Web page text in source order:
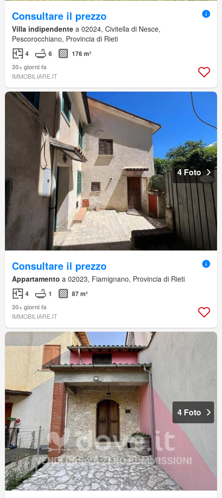
Consultare il prezzo
Villa indipendente a 02024, Civitella di Nesce,
Pescorocchiano, Provincia di Rieti
4 6
176 m²
30+ giorni fa
IMMOBILIARE.IT
4 Foto
Consultare il prezzo
Appartamento a 02023, Fiamignano, Provincia di Rieti
4 1
87 m²
30+ giorni fa
IMMOBILIARE.IT
4 Foto